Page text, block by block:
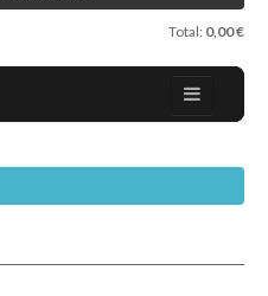
Total: 0,00 €